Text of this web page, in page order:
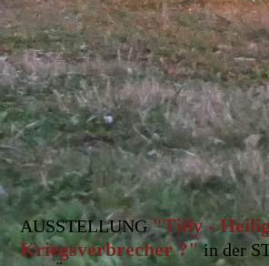
AUSSTELLUNG"Tilly -
Kriegsverbrecher ?"in der